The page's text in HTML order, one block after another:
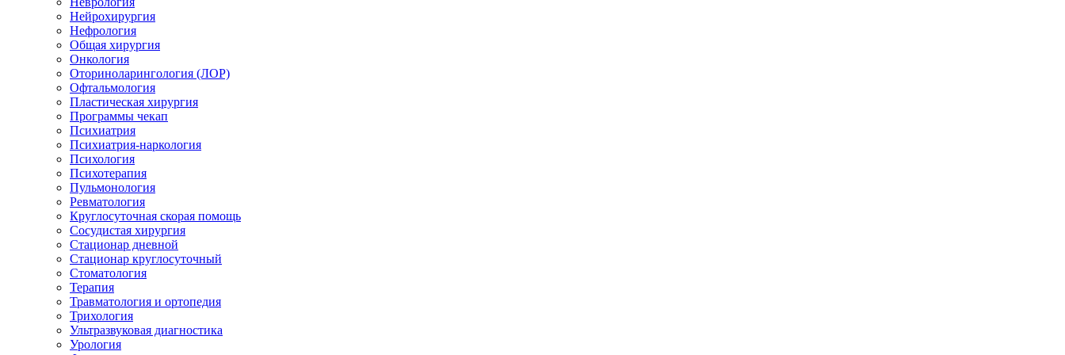
Нейрохирургия
Нефрология
Общая хирургия
Онкология
Оториноларингология (ЛОР)
Офтальмология
Пластическая хирургия
Программы чекап
Психиатрия
Психиатрия-наркология
Психология
Психотерапия
Пульмонология
Ревматология
Круглосуточная скорая помощь
Сосудистая хирургия
Стационар дневной
Стационар круглосуточный
Стоматология
Терапия
Травматология и ортопедия
Трихология
Ультразвуковая диагностика
Урология